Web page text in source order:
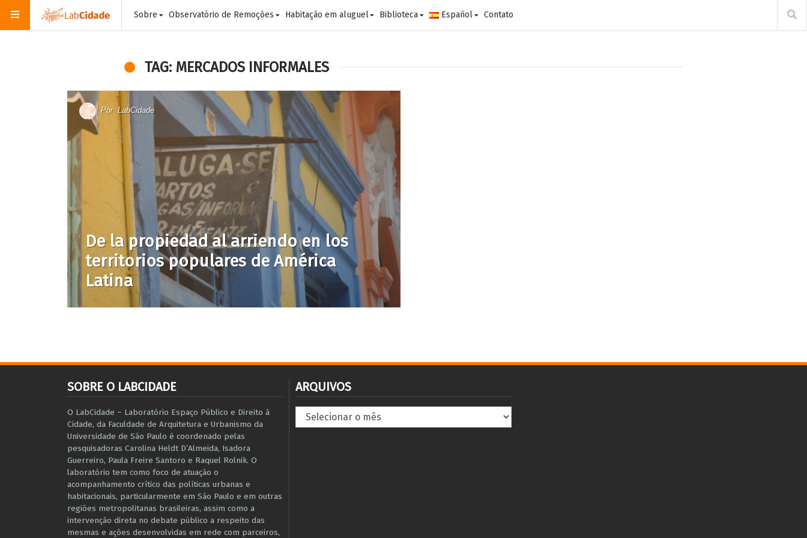
Sobre Observatório de Remoções Habitação em aluguel Biblioteca Español Contato
TAG: MERCADOS INFORMALES
Por LabCidade
De la propiedad al arriendo en los
territorios populares de América
Latina
SOBRE O LABCIDADE
O LabCidade – Laboratório Espaço Público e Direito à
Cidade, da Faculdade de Arquitetura e Urbanismo da
Universidade de São Paulo é coordenado pelas
pesquisadoras Carolina Heldt D’Almeida, Isadora
Guerreiro, Paula Freire Santoro e Raquel Rolnik. O
laboratório tem como foco de atuação o
acompanhamento crítico das políticas urbanas e
habitacionais, particularmente em São Paulo e ​em outras
regiões metropolitanas brasileiras, assim como a
intervenção direta no debate público a respeito das
mesmas e ações desenvolvidas em r​e​de com parceiros,
ARQUIVOS
Arquivos